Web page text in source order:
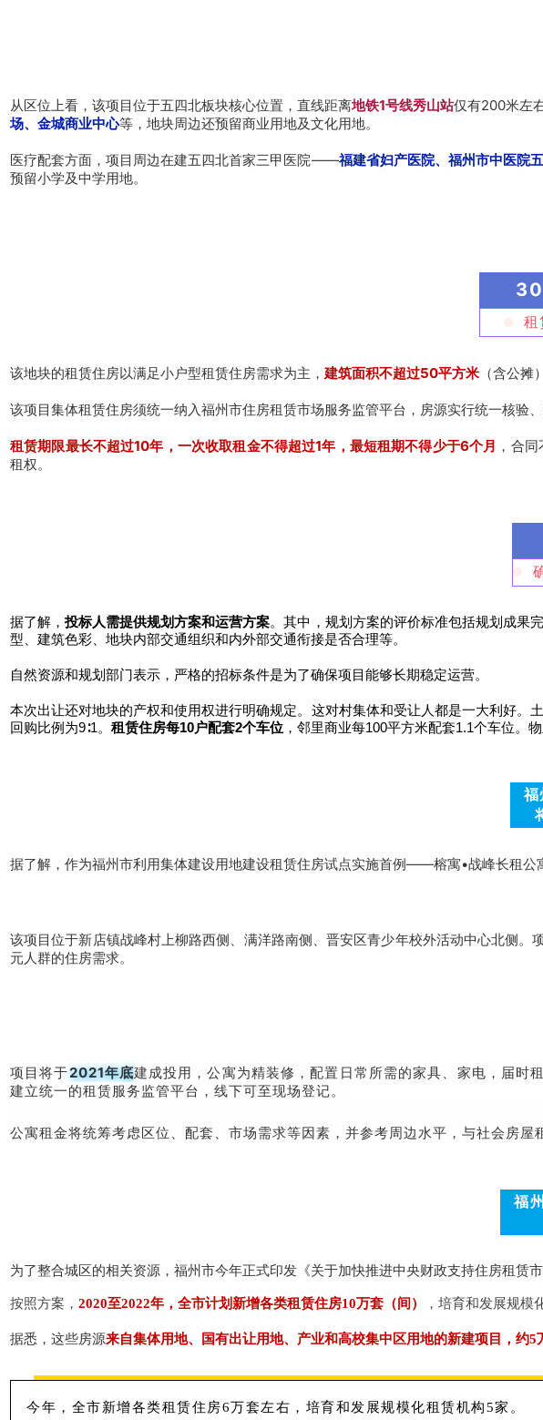
从区位上看， 该项目位于五四北板块核心位置，直线距离地铁1号线秀山站仅有200米左
场、金城商业中心等，地块周边还预留商业用地及文化用地。
医疗配套方面，项目周边在建五四北首家三甲医院——福建省妇产医院、福州市中医院
预留小学及中学用地。
租
该地块的租赁住房以满足小户型租赁住房需求为主， 建筑面积不超过50平方米 （含公摊
该项目集体租赁住房须统一纳入福州市住房租赁市场服务监管平台，房源实行统一核验
租赁期限最长不超过10年，一次收取租金不得超过1年，最短租期不得少于6个月 ，合
租权。
据了解，投标人需提供规划方案和运营方案。其中， 规划方案的评价标准包括规划成果
型、建筑色彩、地块内部交通组织和内外部交通衔接是否合理等。
自然资源和规划部门表示，严格的招标条件是为了确保项目能够长期稳定运营。
本次出让还对地块的产权和使用权进行明确规定。这对村集体和受让人都是一大利好
回购比例为9∶1。 租赁住房每10户配套2个车位 ，邻里商业每100平方米配套1.1个车位。
福
据了解，作为福州市利用集体建设用地建设租赁住房试点实施首例——榕寓•战峰长租公
该项目位于新店镇战峰村上柳路西侧、满洋路南侧、晋安区青少年校外活动中心北侧
元人群的住房需求。
项目将于2021年底建成投用，公寓为精装修，配置日常所需的家具、家电，届时
建立统一的租赁服务监管平台，线下可至现场登记。
公寓租金将统筹考虑区位、配套、市场需求等因素，并参考周边水平，与社会房屋
福州
为了整合城区的相关资源，福州市今年正式印发《关于加快推进中央财政支持住房租赁
按照方案， 2020至2022年，全市计划新增各类租赁住房10万套（间） ，培育和发展规模
据悉，这些房源来自集体用地、国有出让用地、产业和高校集中区用地的新建项目，约5
今年，全市新增各类租赁住房6万套左右，培育和发展规模化租赁机构5家。